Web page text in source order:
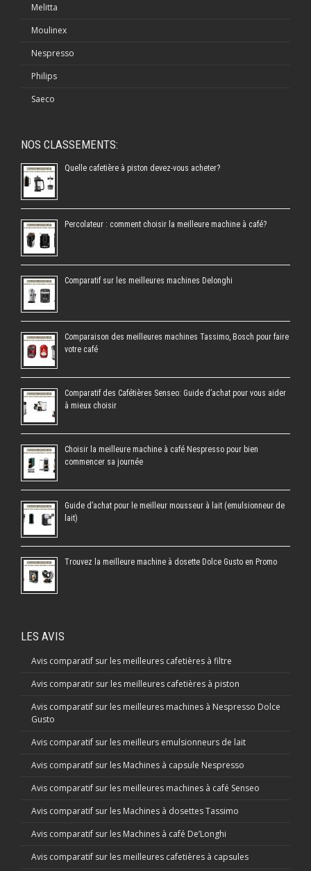
Melitta
Moulinex
Nespresso
Philips
Saeco
NOS CLASSEMENTS:
Quelle cafetière à piston devez-vous acheter?
Percolateur : comment choisir la meilleure machine à café?
Comparatif sur les meilleures machines Delonghi
Comparaison des meilleures machines Tassimo, Bosch pour faire
votre café
Comparatif des Cafétières Senseo: Guide d’achat pour vous aider
à mieux choisir
Choisir la meilleure machine à café Nespresso pour bien
commencer sa journée
Guide d’achat pour le meilleur mousseur à lait (emulsionneur de
lait)
Trouvez la meilleure machine à dosette Dolce Gusto en Promo
LES AVIS
Avis comparatif sur les meilleures cafetières à filtre
Avis comparatir sur les meilleures cafetières à piston
Avis comparatif sur les meilleures machines à Nespresso Dolce
Gusto
Avis comparatif sur les meilleurs emulsionneurs de lait
Avis comparatif sur les Machines à capsule Nespresso
Avis comparatif sur les meilleures machines à café Senseo
Avis comparatif sur les Machines à dosettes Tassimo
Avis comparatif sur les Machines à café De’Longhi
Avis comparatif sur les meilleures cafetières à capsules